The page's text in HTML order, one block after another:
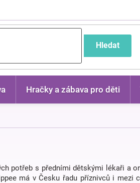
Hledat
Hračky a zábava pro děti
potřeb s předními dětskými lékaři a
má v Česku řadu příznivců i